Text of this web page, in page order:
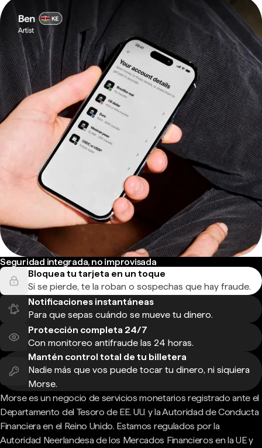
Seguridad integrada, no improvisada
Bloquea tu tarjeta en un toque
Si se pierde, te la roban o sospechas que hay fraude.
Notificaciones instantáneas
Para que sepas cuándo se mueve tu dinero.
Protección completa 24/7
Con monitoreo antifraude las 24 horas.
Mantén control total de tu billetera
Nadie más que vos puede tocar tu dinero, ni siquiera
Morse.
Morse es un negocio de servicios monetarios registrado ante el
Departamento del Tesoro de EE. UU. y la Autoridad de Conducta
Financiera en el Reino Unido. Estamos regulados por la
Autoridad Neerlandesa de los Mercados Financieros en la UE y